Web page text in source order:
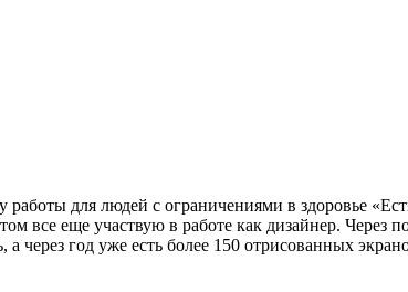
для людей с ограничениями в здоровье
все еще участвую в работе как дизайнер. Через
год уже есть более 150 отрисованных